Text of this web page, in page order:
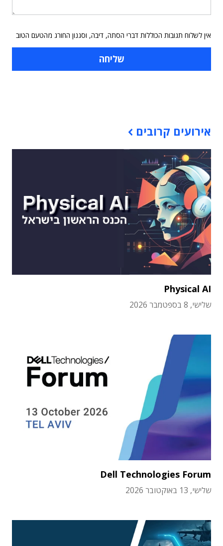
אין לשלוח תגובות הכוללות דברי הסתה, דיבה, וסגנון החורג מהטעם הטוב
אירועים קרובים
Physical AI
שלישי, 8 בספטמבר 2026
Dell Technologies Forum
שלישי, 13 באוקטובר 2026